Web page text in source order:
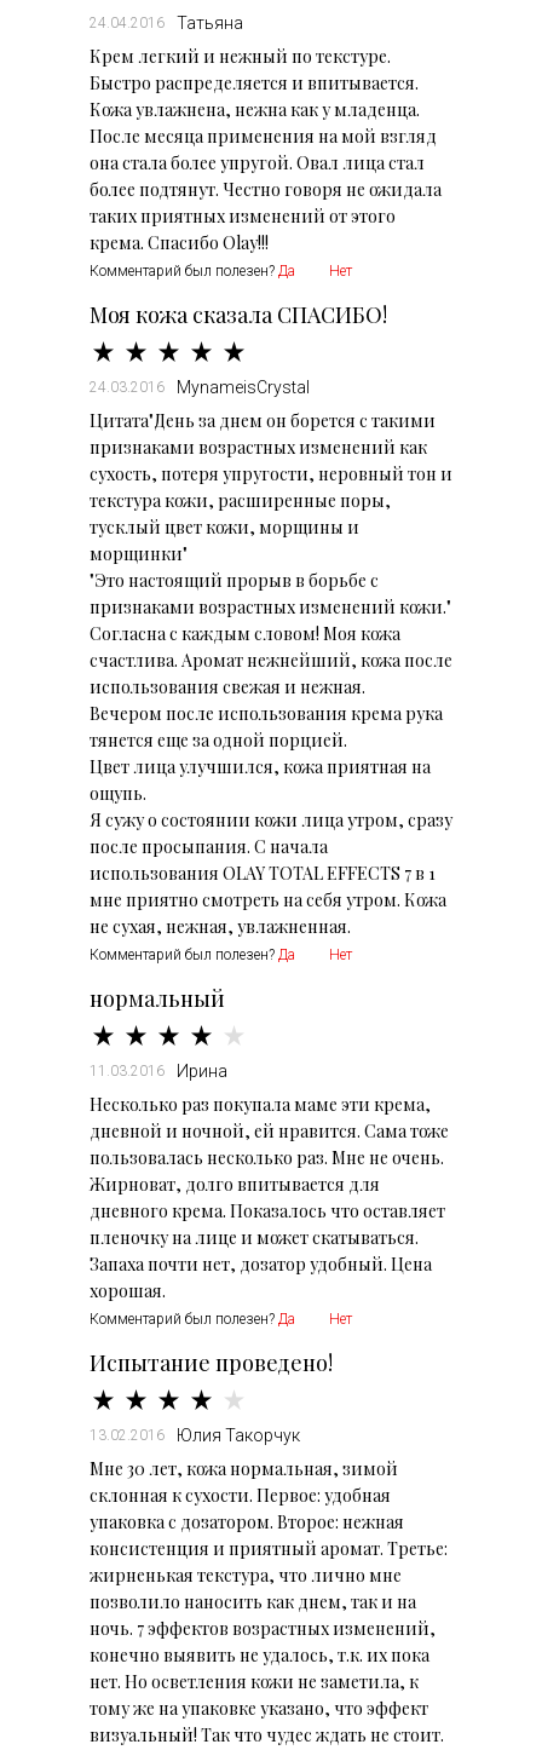
24.04.2016 Татьяна
Крем легкий и нежный по текстуре.
Быстро распределяется и впитывается.
Кожа увлажнена, нежна как у младенца.
После месяца применения на мой взгляд
она стала более упругой. Овал лица стал
более подтянут. Честно говоря не ожидала
таких приятных изменений от этого
крема. Спасибо Olay!!!
Комментарий был полезен? Да Нет
Моя кожа сказала СПАСИБО!
24.03.2016 MynameisCrystal
Цитата"День за днем он борется с такими
признаками возрастных изменений как
сухость, потеря упругости, неровный тон и
текстура кожи, расширенные поры,
тусклый цвет кожи, морщины и
морщинки"
"Это настоящий прорыв в борьбе с
признаками возрастных изменений кожи."
Согласна с каждым словом! Моя кожа
счастлива. Аромат нежнейший, кожа после
использования свежая и нежная.
Вечером после использования крема рука
тянется еще за одной порцией.
Цвет лица улучшился, кожа приятная на
ощупь.
Я сужу о состоянии кожи лица утром, сразу
после просыпания. С начала
использования OLAY TOTAL EFFECTS 7 в 1
мне приятно смотреть на себя утром. Кожа
не сухая, нежная, увлажненная.
Комментарий был полезен? Да Нет
нормальный
11.03.2016 Ирина
Несколько раз покупала маме эти крема,
дневной и ночной, ей нравится. Сама тоже
пользовалась несколько раз. Мне не очень.
Жирноват, долго впитывается для
дневного крема. Показалось что оставляет
пленочку на лице и может скатываться.
Запаха почти нет, дозатор удобный. Цена
хорошая.
Комментарий был полезен? Да Нет
Испытание проведено!
13.02.2016 Юлия Такорчук
Мне 30 лет, кожа нормальная, зимой
склонная к сухости. Первое: удобная
упаковка с дозатором. Второе: нежная
консистенция и приятный аромат. Третье:
жирненькая текстура, что лично мне
позволило наносить как днем, так и на
ночь. 7 эффектов возрастных изменений,
конечно выявить не удалось, т.к. их пока
нет. Но осветления кожи не заметила, к
тому же на упаковке указано, что эффект
визуальный! Так что чудес ждать не стоит.